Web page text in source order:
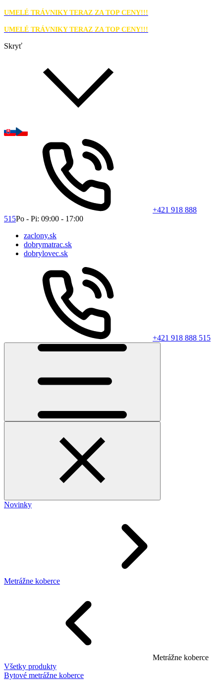
UMELÉ TRÁVNIKY TERAZ ZA TOP CENY!!!
UMELÉ TRÁVNIKY TERAZ ZA TOP CENY!!!
Skryť
+421 918 888
515Po - Pi: 09:00 - 17:00
zaclony.sk
dobrymatrac.sk
dobrylovec.sk
+421 918 888 515
Novinky
Metrážne koberce
Metrážne koberce
Všetky produkty
Bytové metrážne koberce